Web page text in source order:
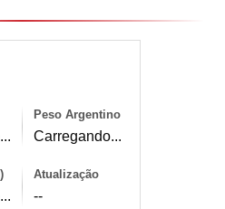
Peso Argentino
Carregando...
Atualização
--